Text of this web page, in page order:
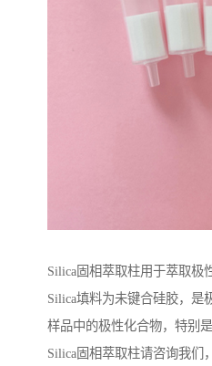
Silica固相萃取柱用于萃取极
Silica填料为未键合硅胶，是
样品中的极性化合物，特别
Silica固相萃取柱请咨询我们